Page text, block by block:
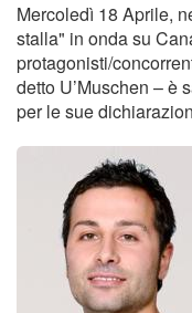
Mercoledì 18 Aprile,
stalla" in onda su
protagonisti/
detto U’Muschen – è
per le sue